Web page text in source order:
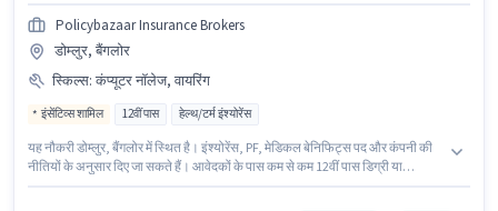
Policybazaar Insurance Brokers
डोम्लुर, बैंगलोर
स्किल्स: कंप्यूटर नॉलेज, वायरिंग
इंसेंटिव्स शामिल 12वीं पास हेल्थ/टर्म इंश्योरेंस
यह नौकरी डोम्लुर, बैंगलोर में स्थित है। इंश्योरेंस, PF, मेडिकल बेनिफिट्स पद और कंपनी की
नीतियों के अनुसार दिए जा सकते हैं। आवेदकों के पास कम से कम 12वीं पास डिग्री या